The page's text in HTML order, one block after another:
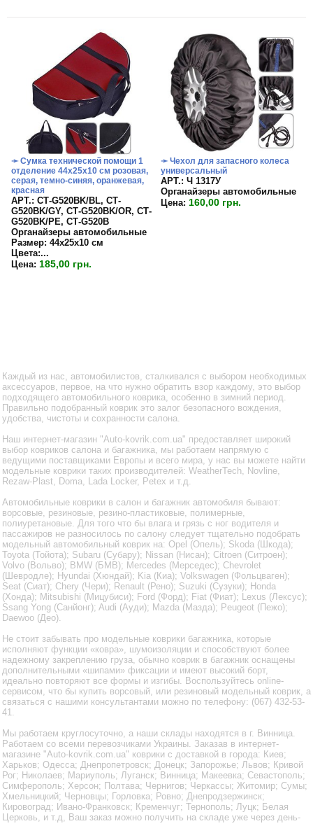
➛ Сумка технической помощи 1
отделение 44х25х10 см розовая,
серая, темно-синяя, оранжевая,
красная
APT.: СТ-G520BK/BL, СТ-
G520BK/GY, СТ-G520BK/OR, СТ-
G520BK/PE, СТ-G520B
Органайзеры автомобильные
Размер: 44х25х10 см
Цвета:...
Цена: 185,00 грн.
➛ Чехол для запасного колеса
универсальный
APT.: Ч 1317У
Органайзеры автомобильные
Цена: 160,00 грн.
Каждый из нас, автомобилистов, сталкивался с выбором необходимых
аксессуаров, первое, на что нужно обратить взор каждому, это выбор
подходящего автомобильного коврика, особенно в зимний период.
Правильно подобранный коврик это залог безопасного вождения,
удобства, чистоты и сохранности салона.
Наш интернет-магазин "Auto-kovrik.com.ua" предоставляет широкий
выбор ковриков салона и багажника, мы работаем напрямую с
ведущими поставщиками Европы и всего мира, у нас вы можете найти
модельные коврики таких производителей: WeatherTech, Novline,
Rezaw-Plast, Doma, Lada Locker, Petex и т.д.
Автомобильные коврики в салон и багажник автомобиля бывают:
ворсовые, резиновые, резино-пластиковые, полимерные,
полиуретановые. Для того что бы влага и грязь с ног водителя и
пассажиров не разносилось по салону следует тщательно подобрать
модельный автомобильный коврик на: Opel (Опель); Skoda (Шкода);
Toyota (Тойота); Subaru (Субару); Nissan (Нисан); Citroen (Ситроен);
Volvo (Вольво); BMW (БМВ); Mercedes (Мерседес); Chevrolet
(Шевродле); Hyundai (Хюндай); Kia (Киа); Volkswagen (Фольцваген);
Seat (Сиат); Chery (Чери); Renault (Рено); Suzuki (Сузуки); Honda
(Хонда); Mitsubishi (Мицубиси); Ford (Форд); Fiat (Фиат); Lexus (Лексус);
Ssang Yong (Санйонг); Audi (Ауди); Mazda (Мазда); Peugeot (Пежо);
Daewoo (Део).
Не стоит забывать про модельные коврики багажника, которые
исполняют функции «ковра», шумоизоляции и способствуют более
надежному закреплению груза, обычно коврик в багажник оснащены
дополнительными «шипами» фиксации и имеют высокий борт,
идеально повторяют все формы и изгибы. Воспользуйтесь online-
сервисом, что бы купить ворсовый, или резиновый модельный коврик, а
связаться с нашими консультантами можно по телефону: (067) 432-53-
41.
Мы работаем круглосуточно, а наши склады находятся в г. Винница.
Работаем со всеми перевозчиками Украины. Заказав в интернет-
магазине "Auto-kovrik.com.ua" коврики с доставкой в города: Киев;
Харьков; Одесса; Днепропетровск; Донецк; Запорожье; Львов; Кривой
Рог; Николаев; Мариуполь; Луганск; Винница; Макеевка; Севастополь;
Симферополь; Херсон; Полтава; Чернигов; Черкассы; Житомир; Сумы;
Хмельницкий; Черновцы; Горловка; Ровно; Днепродзержинск;
Кировоград; Ивано-Франковск; Кременчуг; Тернополь; Луцк; Белая
Церковь, и т.д, Ваш заказ можно получить на складе уже через день-